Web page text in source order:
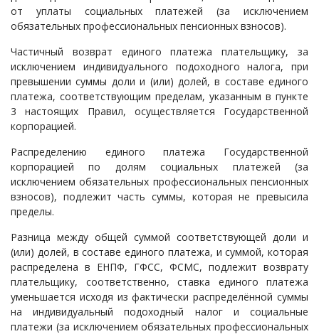
от уплаты социальных платежей (за исключением
обязательных профессиональных пенсионных взносов).
Частичный возврат единого платежа плательщику, за
исключением индивидуального подоходного налога, при
превышении суммы доли и (или) долей, в составе единого
платежа, соответствующим пределам, указанным в пункте
3 настоящих Правил, осуществляется Государственной
корпорацией.
Распределению единого платежа Государственной
корпорацией по долям социальных платежей (за
исключением обязательных профессиональных пенсионных
взносов), подлежит часть суммы, которая не превысила
пределы.
Разница между общей суммой соответствующей доли и
(или) долей, в составе единого платежа, и суммой, которая
распределена в ЕНПФ, ГФСС, ФСМС, подлежит возврату
плательщику, соответственно, ставка единого платежа
уменьшается исходя из фактически распределённой суммы
на индивидуальный подоходный налог и социальные
платежи (за исключением обязательных профессиональных